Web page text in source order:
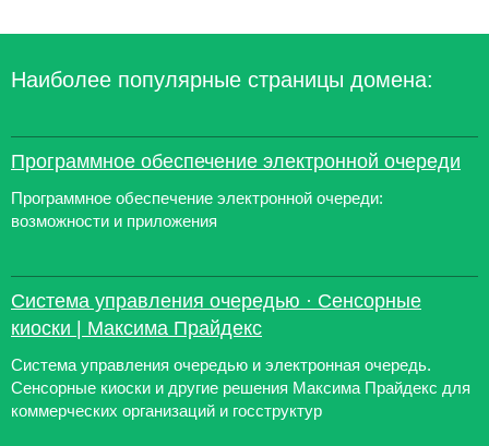
Наиболее популярные страницы домена:
Программное обеспечение электронной очереди
Программное обеспечение электронной очереди:
возможности и приложения
Система управления очередью · Сенсорные
киоски | Максима Прайдекс
Система управления очередью и электронная очередь.
Сенсорные киоски и другие решения Максима Прайдекс для
коммерческих организаций и госструктур